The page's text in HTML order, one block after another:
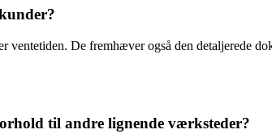
De fremhæver også den detaljerede
til andre lignende værksteder?